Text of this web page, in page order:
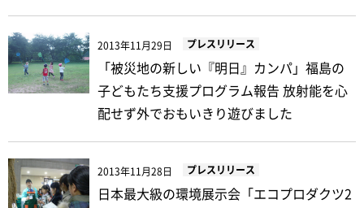
2013年11月29日 プレスリリース
「被災地の新しい『明日』カンパ」福島の
子どもたち支援プログラム報告 放射能を心
配せず外でおもいきり遊びました
2013年11月28日 プレスリリース
日本最大級の環境展示会「エコプロダクツ2